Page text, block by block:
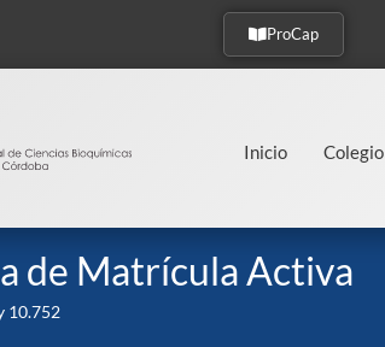
ProCap
Inicio Colegio
de Matrícula Activa
10.752